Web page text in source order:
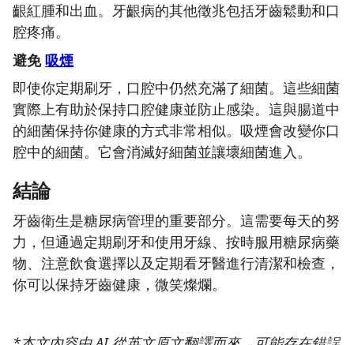
齦紅腫和出血。牙齦病的其他徵兆包括牙齒鬆動和口
腔疼痛。
避免吸煙
即使你定期刷牙，口腔中仍然充滿了細菌。這些細菌
實際上有助於保持口腔健康並防止感染。這與腸道中
的細菌保持你健康的方式非常相似。吸煙會改變你口
腔中的細菌。它會消滅好細菌並讓壞細菌進入。
結論
牙齒衛生是糖尿病管理的重要部分。這需要每天的努
力，但通過定期刷牙和使用牙線、按時服用糖尿病藥
物、注意飲食選擇以及定期看牙醫進行清潔和檢查，
你可以保持牙齒健康，微笑燦爛。